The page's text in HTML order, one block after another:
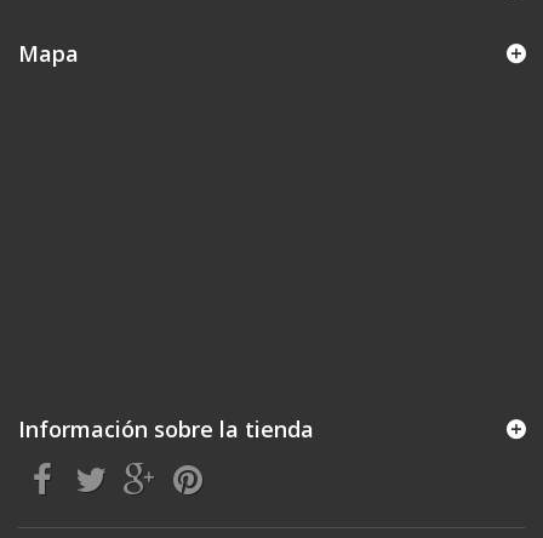
Mapa
Información sobre la tienda